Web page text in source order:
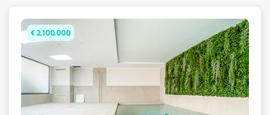
€ 2,100,000